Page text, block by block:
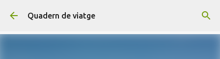
Salta al contingut principal
Quadern de viatge